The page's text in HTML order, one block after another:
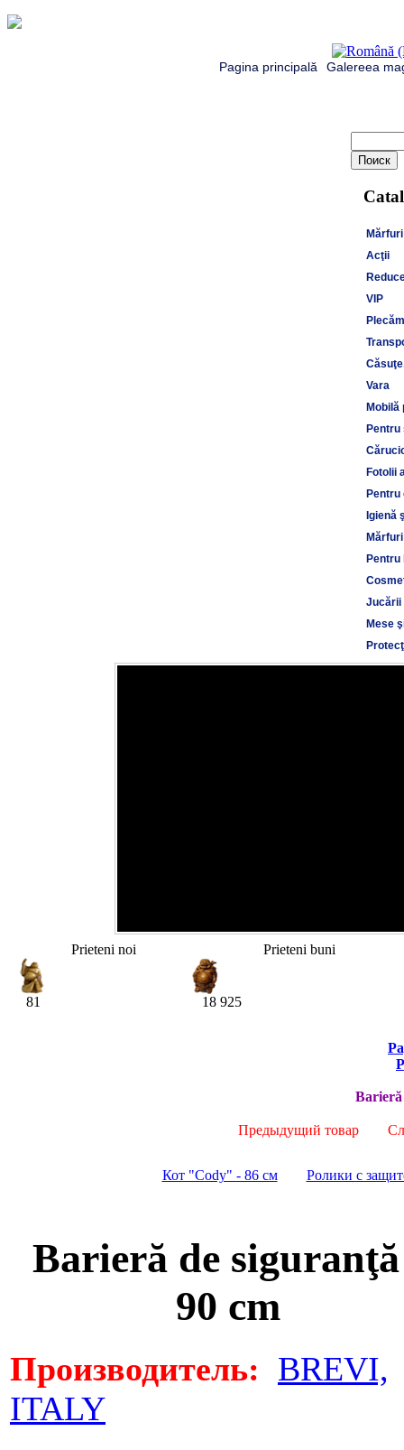
Pagina principală Galereea
Acţii
VIP
Vara
Mobilă
Pentru
Fotolii
Igienă
Pentru
Jucării
Mese
Prieteni noi
81
Prieteni buni
18 925
Barieră
Предыдущий товар
Кот "Cody" - 86 см Ролики с
Barieră de
90 cm
Производитель: BREVI,
ITALY